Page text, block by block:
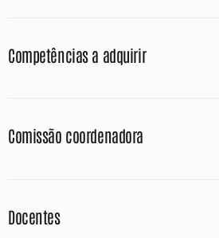
Competências a adquirir
Comissão coordenadora
Docentes